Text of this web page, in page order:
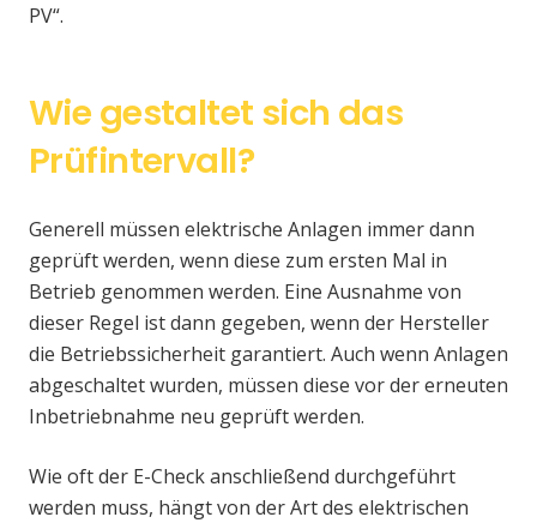
PV“.
Wie gestaltet sich das
Prüfintervall?
Generell müssen elektrische Anlagen immer dann
geprüft werden, wenn diese zum ersten Mal in
Betrieb genommen werden. Eine Ausnahme von
dieser Regel ist dann gegeben, wenn der Hersteller
die Betriebssicherheit garantiert. Auch wenn Anlagen
abgeschaltet wurden, müssen diese vor der erneuten
Inbetriebnahme neu geprüft werden.
Wie oft der E-Check anschließend durchgeführt
werden muss, hängt von der Art des elektrischen